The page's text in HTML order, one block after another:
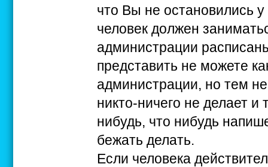
что Вы не остановились у
человек должен
администрации
представить не можете
администрации, но тем
никто-ничего не делает и
нибудь, что нибудь
бежать делать.
Если человека